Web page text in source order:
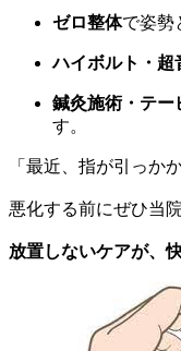
ゼロ整体で姿勢
ハイボルト・超
鍼灸施術・テー
す。
「最近、指が引っか
悪化する前にぜひ当
放置しないケアが、